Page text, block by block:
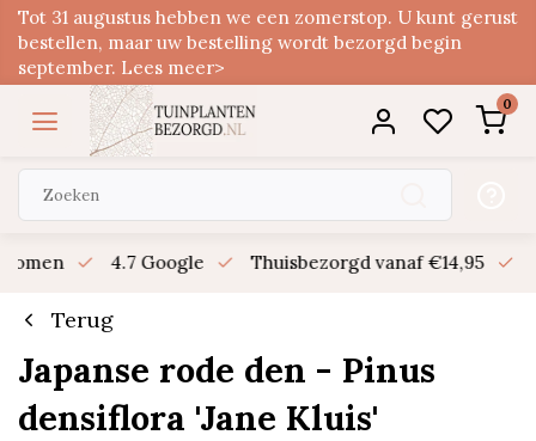
Tot 31 augustus hebben we een zomerstop. U kunt gerust
bestellen, maar uw bestelling wordt bezorgd begin
september. Lees meer>
0
4.7 Google Thuisbezorgd vanaf €14,95
Terug
Japanse rode den - Pinus
densiflora 'Jane Kluis'